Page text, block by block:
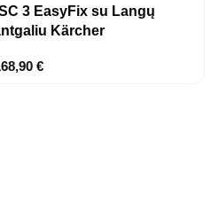
3 EasyFix su Langų
Kärcher
€